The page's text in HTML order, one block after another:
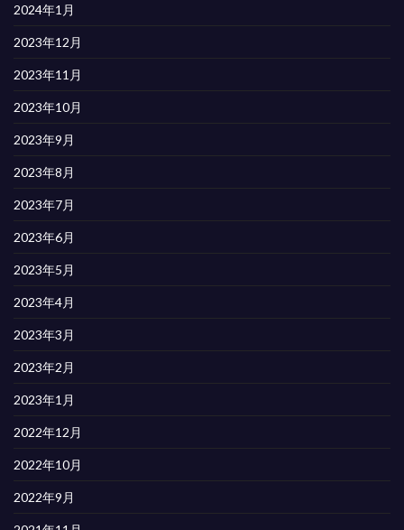
2024年1月
2023年12月
2023年11月
2023年10月
2023年9月
2023年8月
2023年7月
2023年6月
2023年5月
2023年4月
2023年3月
2023年2月
2023年1月
2022年12月
2022年10月
2022年9月